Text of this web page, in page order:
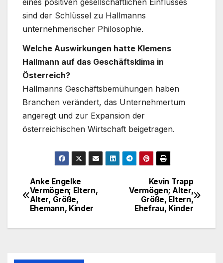
sind der Schlüssel zu Hallmanns
unternehmerischer Philosophie.
Welche Auswirkungen hatte Klemens
Hallmann auf das Geschäftsklima in
Österreich?
Hallmanns Geschäftsbemühungen haben
Branchen verändert, das Unternehmertum
angeregt und zur Expansion der
österreichischen Wirtschaft beigetragen.
Post
navigation
Kevin Trapp
Vermögen; Alter,
Größe, Eltern,
Ehefrau, Kinder
Anke Engelke
Vermögen; Eltern,
Alter, Größe,
Ehemann, Kinder